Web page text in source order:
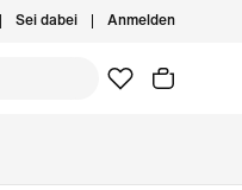
Sei dabei Anmelden